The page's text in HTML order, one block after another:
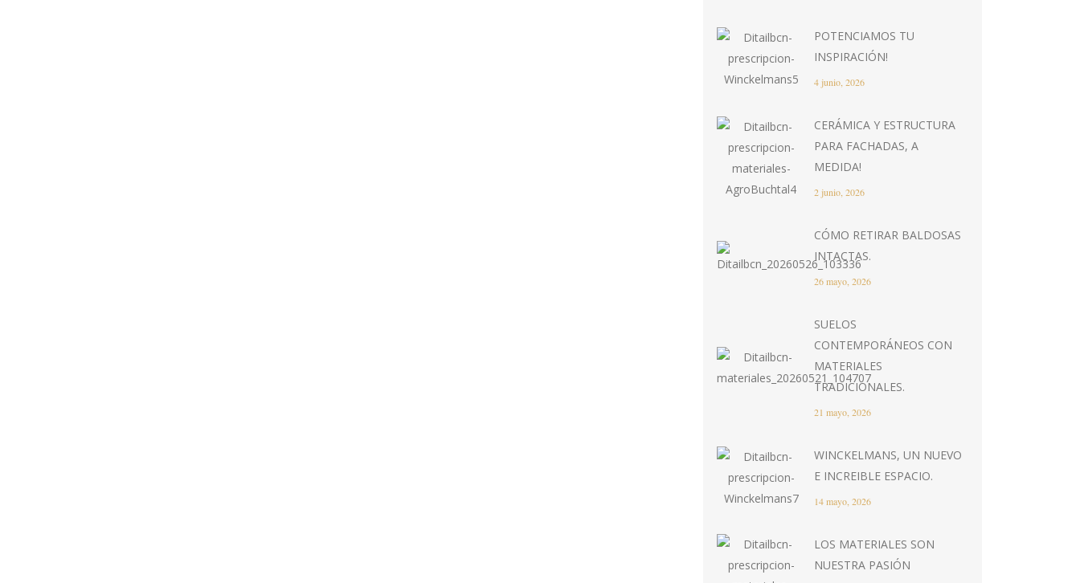
POTENCIAMOS TU
INSPIRACIÓN!
4 junio, 2026
CERÁMICA Y ESTRUCTURA
PARA FACHADAS, A
MEDIDA!
2 junio, 2026
CÓMO RETIRAR BALDOSAS
INTACTAS.
26 mayo, 2026
SUELOS
CONTEMPORÁNEOS CON
MATERIALES
TRADICIONALES.
21 mayo, 2026
WINCKELMANS, UN NUEVO
E INCREIBLE ESPACIO.
14 mayo, 2026
LOS MATERIALES SON
NUESTRA PASIÓN